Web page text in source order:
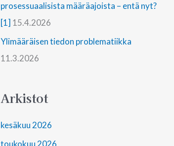
prosessuaalisista määräajoista – entä nyt?
[1] 15.4.2026
Ylimääräisen tiedon problematiikka
11.3.2026
Arkistot
kesäkuu 2026
toukokuu 2026